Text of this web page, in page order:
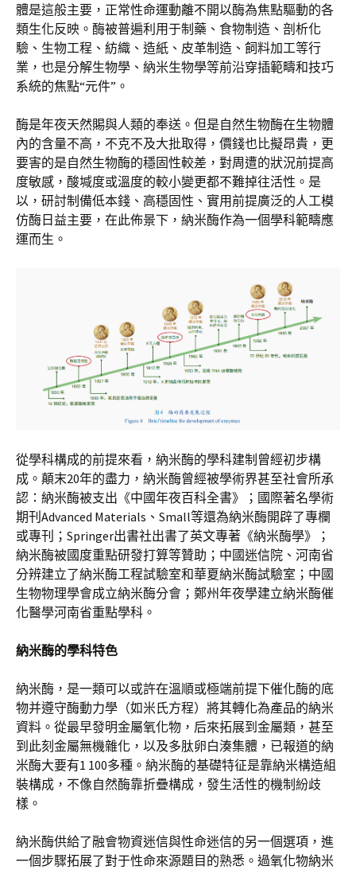
體是這般主要，正常性命運動離不開以酶為焦點驅動的各
類生化反映。酶被普遍利用于制藥、食物制造、剖析化
驗、生物工程、紡織、造紙、皮革制造、飼料加工等行
業，也是分解生物學、納米生物學等前沿穿插範疇和技巧
系統的焦點“元件”。
酶是年夜天然賜與人類的奉送。但是自然生物酶在生物體
內的含量不高，不克不及大批取得，價錢也比擬昂貴，更
要害的是自然生物酶的穩固性較差，對周遭的狀況前提高
度敏感，酸堿度或溫度的較小變更都不難掉往活性。是
以，研討制備低本錢、高穩固性、實用前提廣泛的人工模
仿酶日益主要，在此佈景下，納米酶作為一個學科範疇應
運而生。
從學科構成的前提來看，納米酶的學科建制曾經初步構
成。顛末20年的盡力，納米酶曾經被學術界甚至社會所承
認：納米酶被支出《中國年夜百科全書》；國際著名學術
期刊Advanced Materials、Small等還為納米酶開辟了專欄
或專刊；Springer出書社出書了英文專著《納米酶學》；
納米酶被國度重點研發打算等贊助；中國迷信院、河南省
分辨建立了納米酶工程試驗室和華夏納米酶試驗室；中國
生物物理學會成立納米酶分會；鄭州年夜學建立納米酶催
化醫學河南省重點學科。
納米酶的學科特色
納米酶，是一類可以或許在溫順或極端前提下催化酶的底
物并遵守酶動力學（如米氏方程）將其轉化為產品的納米
資料。從最早發明金屬氧化物，后來拓展到金屬類，甚至
到此刻金屬無機雜化，以及多肽卵白湊集體，已報道的納
米酶大要有1 100多種。納米酶的基礎特征是靠納米構造組
裝構成，不像自然酶靠折疊構成，發生活性的機制紛歧
樣。
納米酶供給了融會物資迷信與性命迷信的另一個選項，進
一個步驟拓展了對于性命來源題目的熟悉。過氧化物納米